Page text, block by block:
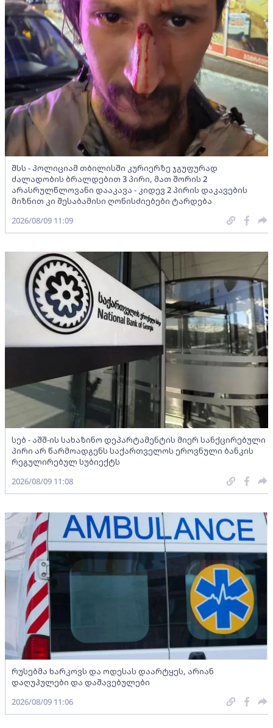
შსს - პოლიციამ თბილისში კურიერზე ჯგუფურად
ძალადობის ბრალდებით 3 პირი, მათ შორის 2
არასრულწლოვანი დააკავა - კიდევ 2 პირის დაკავების
მიზნით კი შესაბამისი ღონისძიებები ტარდება
2026/08/09 11:09
სებ - აშშ-ის სახაზინო დეპარტამენტის მიერ სანქცირებული
პირი არ წარმოადგენს საქართველოს ეროვნული ბანკის
რეგულირებულ სუბიექტს
2026/08/09 11:08
რუსებმა ხარკოვს და ოდესას დაარტყეს, არიან
დაღუპულები და დაშავებულები
2026/08/09 11:06